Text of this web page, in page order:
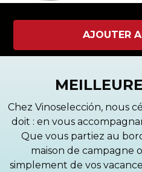
AJOUTER
Chez Vinoselección, nous
doit : en vous
Que vous partiez au
maison de campagne
simplement de vos